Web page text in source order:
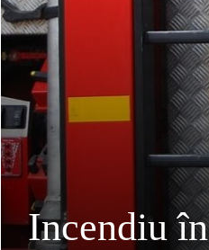
Incendiu